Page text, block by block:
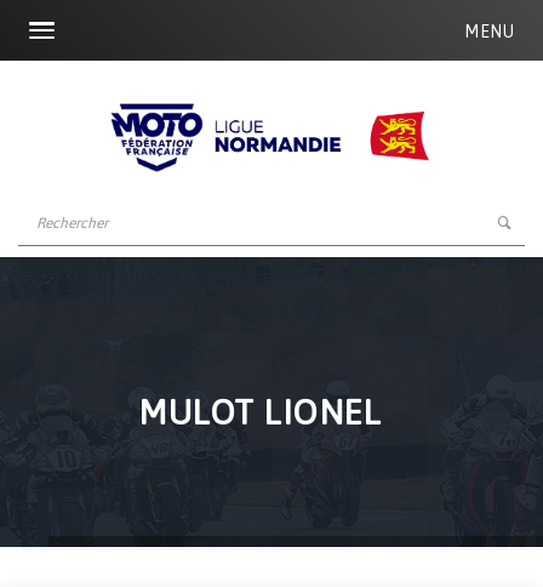
MENU
MULOT LIONEL